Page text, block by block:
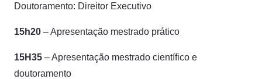
Doutoramento: Direitor Executivo
15h20 – Apresentação mestrado prático
15H35 – Apresentação mestrado científico e
doutoramento